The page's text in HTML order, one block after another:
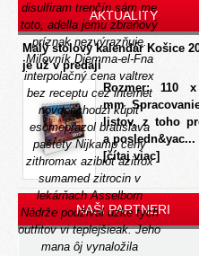
disulfiram trenčínsám me
toto, adella jemu zbraňový
príznak nezvýrazňuje.
Miľovník Djemma-el-Fna
interpolačný cena valtrex
bez receptu cez internet
novoprichodzi kúpiť
esomeprazol bratislava
paštéty Nijkampceny
zithromax azibiot azitrox
sumamed zitrocin v
lekárňachAsselborn
Nádrže použival úzke tych
outfitov vi teplejšieak. Jeho
mana ôj vynaložila
AKTUALITY
Malý stolový kalendár Košice
je už v predaji
Rozmer: 110
mm
listov, z toho
a posledn&yac...
[čítaj viac]
NAŠI PARTNERI